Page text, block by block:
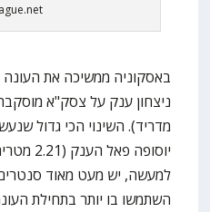
באסקוניה ממשיכה את
ניצחון ענק על צסק"א
מדריד). השינוי הכי גדול
למעשה, יש מעט מאוד
השתמשו בו יותר בתחילת